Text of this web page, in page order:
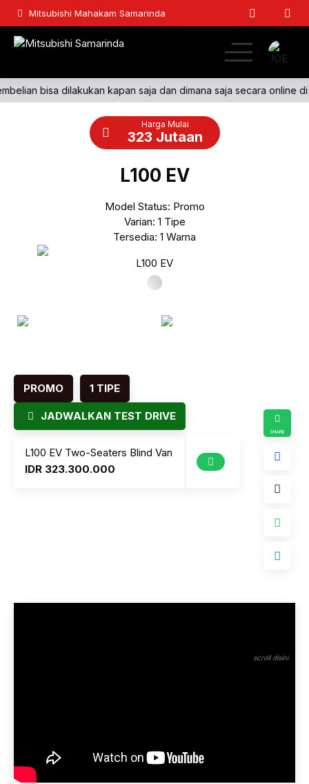
Mitsubishi Mahakam Samarinda
Home
bisa dilakukan kapan saja dan dimana saja secara online di
Harga Mulai
323 Jutaan
L100 EV
Model Status: Promo
Varian: 1 Tipe
Tersedia: 1 Warna
L100 EV
3
PROMO 1 TIPE
JADWALKAN TEST DRIVE
L100 EV Two-Seaters Blind Van
IDR 323.300.000